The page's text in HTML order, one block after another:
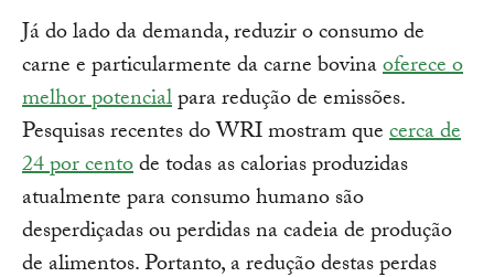
Já do lado da demanda, reduzir o consumo de
carne e particularmente da carne bovinaoferece o
melhor potencialpara redução de emissões.
Pesquisas recentes do WRI mostram quecerca de
24 por centode todas as calorias produzidas
atualmente para consumo humano são
desperdiçadas ou perdidas na cadeia de produção
de alimentos. Portanto, a redução destas perdas